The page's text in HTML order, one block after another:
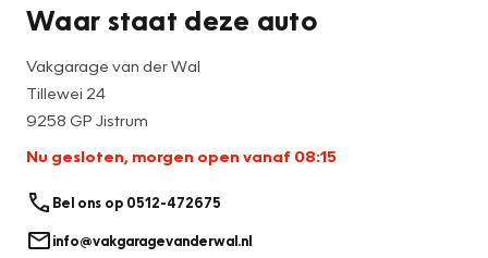
Waar staat deze auto
Vakgarage van der Wal
Tillewei 24
9258 GP Jistrum
Nu gesloten, morgen open vanaf 08:15
Bel ons op 0512-472675
info@vakgaragevanderwal.nl